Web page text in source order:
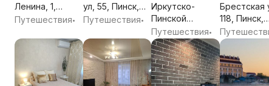
Ленина, 1,
Пинск,
Путешествия•
ул, 55, Пинск,
Брестская обл.
Путешествия•
Иркутско-
Пинской
Дивизии ул, 17,
Пинск,
Брестская обл.
Путешествия•
Брестская
118, Пинск,
Брестская